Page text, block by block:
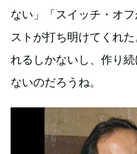
ない」「スイッチ・オ
ストが打ち明けてくれ
れるしかないし、作り
ないのだろうね。